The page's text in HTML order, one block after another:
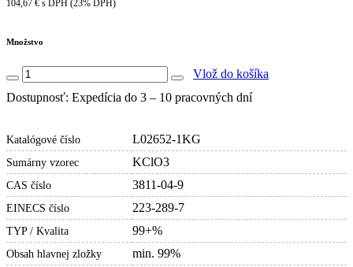
104,67 € s DPH (23% DPH)
Množstvo
Vlož do košíka
Dostupnosť: Expedícia do 3 – 10 pracovných dní
Katalógové číslo L02652-1KG
Sumárny vzorec KClO3
CAS číslo 3811-04-9
EINECS číslo 223-289-7
TYP / Kvalita 99+%
Obsah hlavnej zložky min. 99%